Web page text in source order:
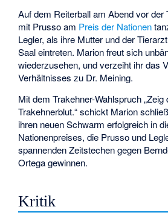
Auf dem Reiterball am Abend vor der
mit Prusso am Preis der Nationen
Legler, als ihre Mutter und der
Saal eintreten. Marion freut sich
wiederzusehen, und verzeiht ihr das
Verhältnisses zu Dr. Meining.
Mit dem Trakehner-Wahlspruch „Zeig
Trakehnerblut.“ schickt Marion
ihren neuen Schwarm erfolgreich in
Nationenpreises, die Prusso und
spannenden Zeitstechen gegen
Ortega gewinnen.
Kritik